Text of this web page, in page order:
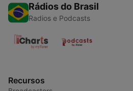
Rádios do Brasil
Radios e Podcasts
Recursos